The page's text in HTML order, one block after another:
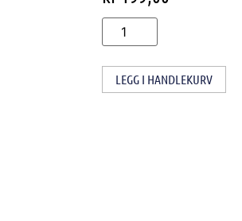
LEGG I HANDLEKURV